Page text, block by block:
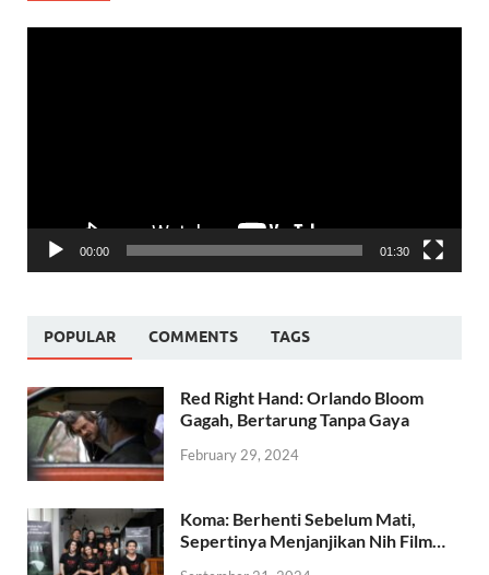
00:00 01:30
POPULAR COMMENTS TAGS
Red Right Hand: Orlando Bloom
Gagah, Bertarung Tanpa Gaya
February 29, 2024
Koma: Berhenti Sebelum Mati,
Sepertinya Menjanjikan Nih Film…